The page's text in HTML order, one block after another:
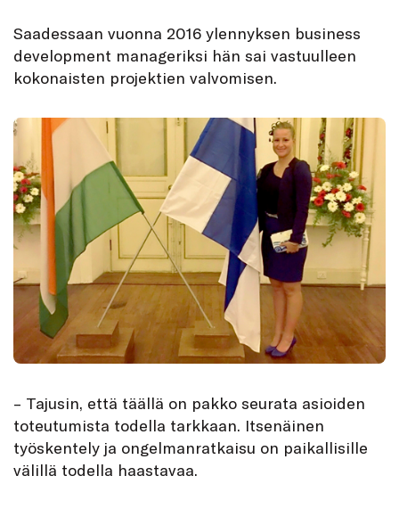
Saadessaan vuonna 2016 ylennyksen business
development manageriksi hän sai vastuulleen
kokonaisten projektien valvomisen.
– Tajusin, että täällä on pakko seurata asioiden
toteutumista todella tarkkaan. Itsenäinen
työskentely ja ongelmanratkaisu on paikallisille
välillä todella haastavaa.